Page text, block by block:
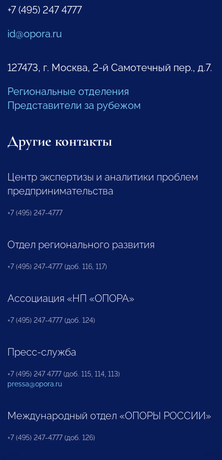
+7 (495) 247 4777
id@opora.ru
127473, г. Москва, 2-й Самотечный пер., д.7.
Региональные отделения
Представители за рубежом
Другие контакты
Центр экспертизы и аналитики проблем
предпринимательства
+7 (495) 247-4777
Отдел регионального развития
+7 (495) 247-4777 (доб. 116, 117)
Ассоциация «НП «ОПОРА»
+7 (495) 247-4777 (доб. 124)
Пресс-служба
+7 (495) 247 4777 (доб. 115, 114, 113)
pressa@opora.ru
Международный отдел «ОПОРЫ РОССИИ»
+7 (495) 247-4777 (доб. 126)